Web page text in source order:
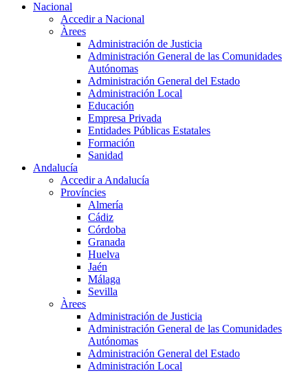
Nacional
Accedir a Nacional
Àrees
Administración de Justicia
Administración General de las Comunidades
Autónomas
Administración General del Estado
Administración Local
Educación
Empresa Privada
Entidades Públicas Estatales
Formación
Sanidad
Andalucía
Accedir a Andalucía
Províncies
Almería
Cádiz
Córdoba
Granada
Huelva
Jaén
Málaga
Sevilla
Àrees
Administración de Justicia
Administración General de las Comunidades
Autónomas
Administración General del Estado
Administración Local